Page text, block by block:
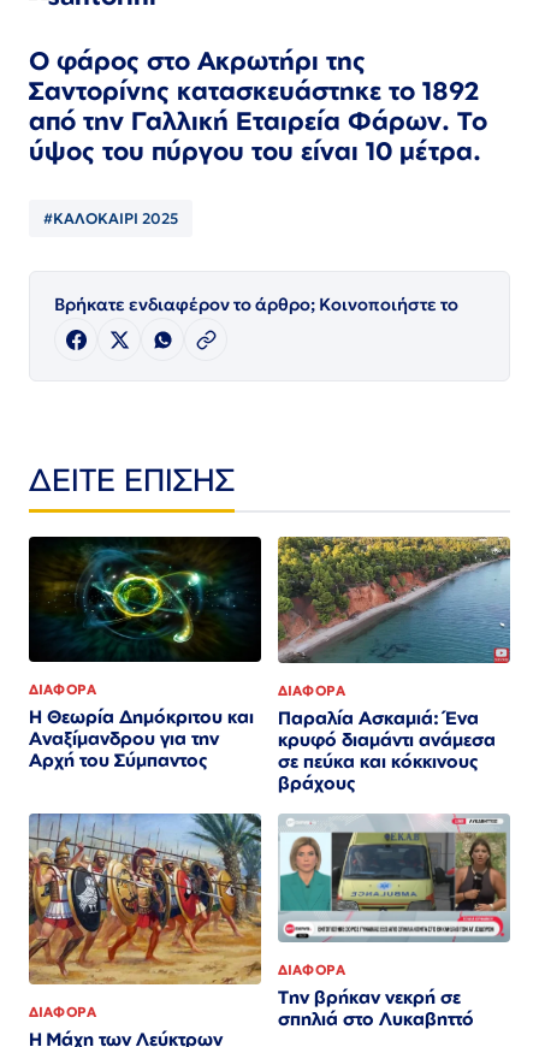
Ο φάρος στο Ακρωτήρι της
Σαντορίνης κατασκευάστηκε το 1892
από την Γαλλική Εταιρεία Φάρων. Το
ύψος του πύργου του είναι 10 μέτρα.
#ΚΑΛΟΚΑΙΡΙ 2025
Βρήκατε ενδιαφέρον το άρθρο; Κοινοποιήστε το
ΔΕΙΤΕ ΕΠΙΣΗΣ
ΔΙΑΦΟΡΑ
Η Θεωρία Δημόκριτου και
Αναξίμανδρου για την
Αρχή του Σύμπαντος
ΔΙΑΦΟΡΑ
Παραλία Ασκαμιά: Ένα
κρυφό διαμάντι ανάμεσα
σε πεύκα και κόκκινους
βράχους
ΔΙΑΦΟΡΑ
Η Μάχη των Λεύκτρων
ΔΙΑΦΟΡΑ
Την βρήκαν νεκρή σε
σπηλιά στο Λυκαβηττό